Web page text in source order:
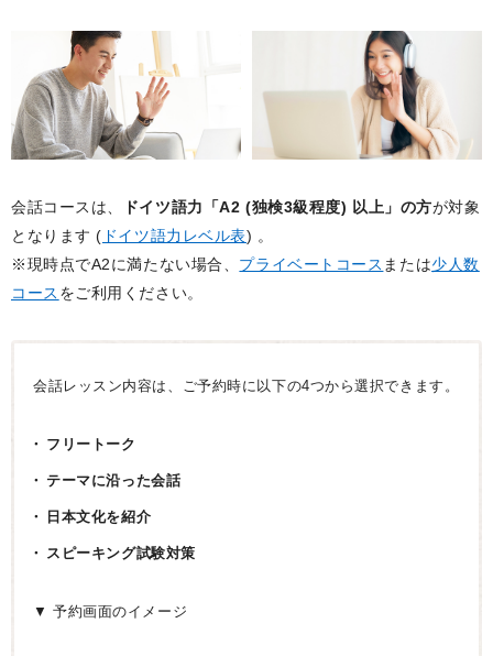
会話コースは、 ドイツ語力「A2 (独検3級程度) 以上」の方が対象
となります ( ドイツ語力レベル表) 。
※現時点でA2に満たない場合、 プライベートコース または少人数
コース をご利用ください。
会話レッスン内容は、ご予約時に以下の4つから選択できます。
フリートーク
テーマに沿った会話
日本文化を紹介
スピーキング試験対策
▼ 予約画面のイメージ